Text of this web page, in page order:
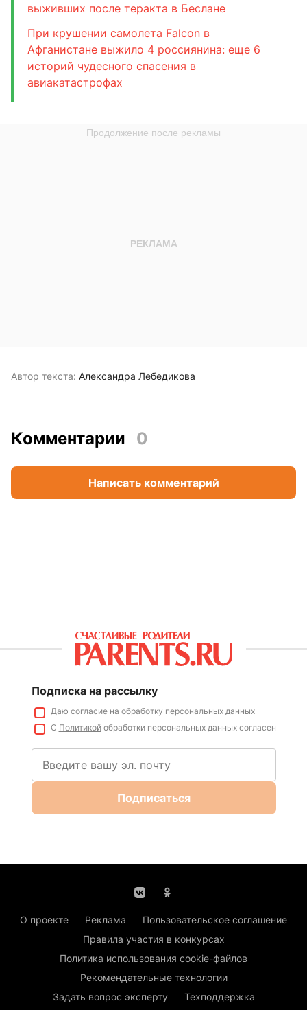
выживших после теракта в Беслане
При крушении самолета Falcon в
Афганистане выжило 4 россиянина: еще 6
историй чудесного спасения в
авиакатастрофах
Автор текста: Александра Лебедикова
Комментарии 0
Написать комментарий
Подписка на рассылку
Даю согласиена обработку персональных данных
С Политикойобработки персональных данных согласен
Подписаться
О проекте Реклама
Пользовательское соглашение
Правила участия в конкурсах
Политика использования cookie-файлов
Рекомендательные технологии
Задать вопрос эксперту
Техподдержка